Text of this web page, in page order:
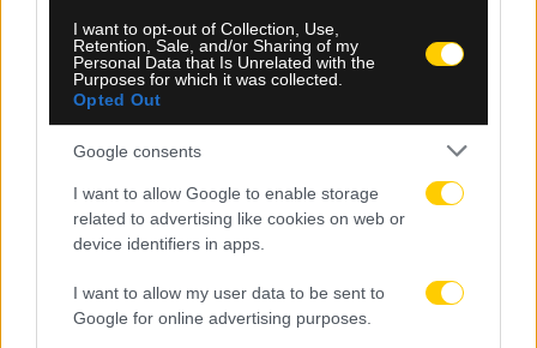
I want to opt-out of Collection, Use,
Retention, Sale, and/or Sharing of my
Personal Data that Is Unrelated with the
Purposes for which it was collected.
Opted Out
Google consents
I want to allow Google to enable storage
related to advertising like cookies on web or
device identifiers in apps.
I want to allow my user data to be sent to
Google for online advertising purposes.